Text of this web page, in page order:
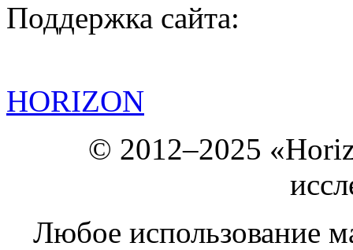
Поддержка сайта:
HORIZON
© 2012–2025
Любое использование